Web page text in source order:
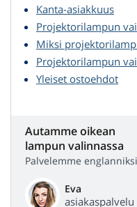
Kanta-asiakkuus
Projektorilampun
Miksi
Projektorilampun
Yleiset ostoehdot
Autamme oikean
lampun valinnassa
Palvelemme englanniksi
Eva
asiakaspalvelu